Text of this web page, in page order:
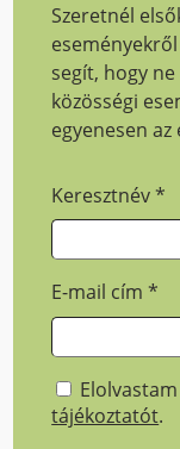
Szeretnél
segít, hogy
közösségi
egyenesen
Keresztnév*
E-mail cím*
tájékoztatót.